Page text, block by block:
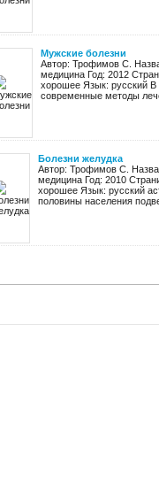
Мужские болезни
Автор: Трофимов С.
медицина Год: 2012
хорошее Язык: русский
современные методы
Болезни желудка
Автор: Трофимов С.
медицина Год: 2010
хорошее Язык: русский
половины населения